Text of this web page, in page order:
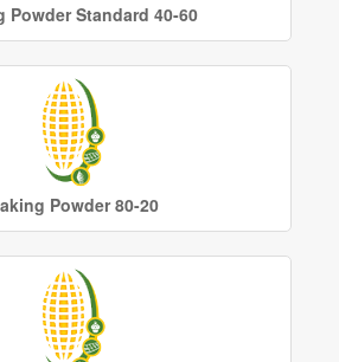
Powder Standard 40-60
Powder 80-20